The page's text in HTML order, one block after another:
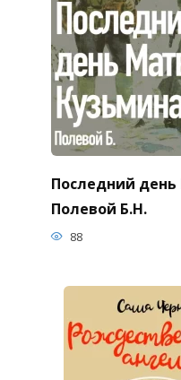
Последний
Полевой Б.Н.
88